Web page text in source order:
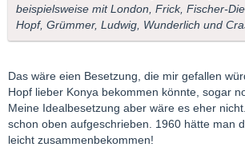
beispielsweise mit London, Frick, Fischer-
Hopf, Grümmer, Ludwig, Wunderlich und
Das wäre eien Besetzung, die mir gefallen
Hopf lieber Konya bekommen könnte, sogar
Meine Idealbesetzung aber wäre es eher
schon oben aufgeschrieben. 1960 hätte man
leicht zusammenbekommen!